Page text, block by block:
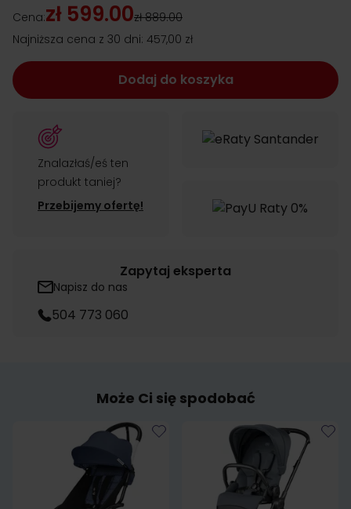
Cena:zł 599.00zł 889.00
Najniższa cena z 30 dni: 457,00 zł
Dodaj do koszyka
Znalazłaś/eś ten
produkt taniej?
Przebijemy ofertę!
Zapytaj eksperta
Napisz do nas
504 773 060
Może Ci się spodobać